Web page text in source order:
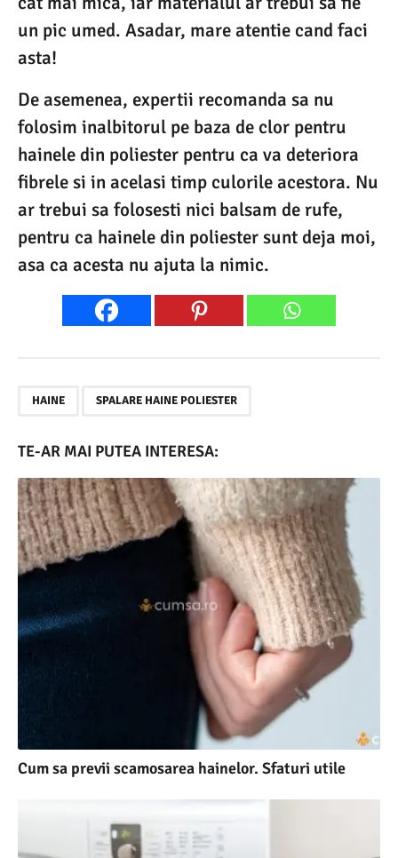
un pic umed. Asadar, mare atentie cand faci
asta!
De asemenea, expertii recomanda sa nu
folosim inalbitorul pe baza de clor pentru
hainele din poliester pentru ca va deteriora
fibrele si in acelasi timp culorile acestora. Nu
ar trebui sa folosesti nici balsam de rufe,
pentru ca hainele din poliester sunt deja moi,
asa ca acesta nu ajuta la nimic.
HAINE SPALARE HAINE POLIESTER
TE-AR MAI PUTEA INTERESA:
Cum sa previi scamosarea hainelor. Sfaturi utile